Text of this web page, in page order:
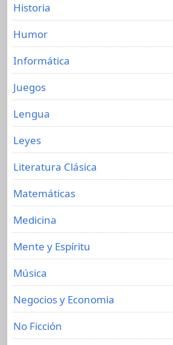
Historia
Humor
Informática
Juegos
Lengua
Leyes
Literatura Clásica
Matemáticas
Medicina
Mente y Espíritu
Música
Negocios y Economia
No Ficción